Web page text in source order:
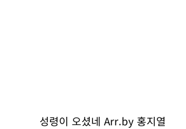
성령이 오셨네 Arr.by 홍지열